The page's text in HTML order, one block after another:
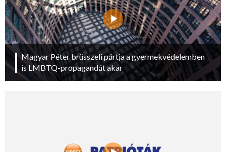
Magyar Péter brüsszeli pártja a gyermekvédelemben
is LMBTQ-propagandát akar